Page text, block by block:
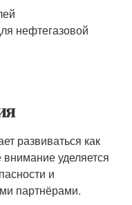
нефтегазовой
развиваться как
уделяется
и
партнёрами.